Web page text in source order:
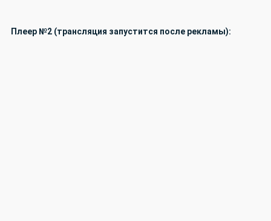
Плеер №2 (трансляция запустится после рекламы):